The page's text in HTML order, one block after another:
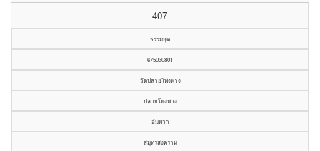
407
ธรรมยุต
675030801
วัดปลายโพงพาง
ปลายโพงพาง
อัมพวา
สมุทรสงคราม